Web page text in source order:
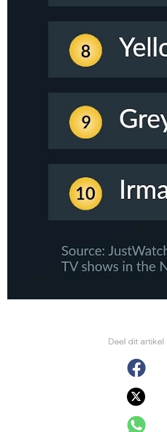
Deel dit artikel